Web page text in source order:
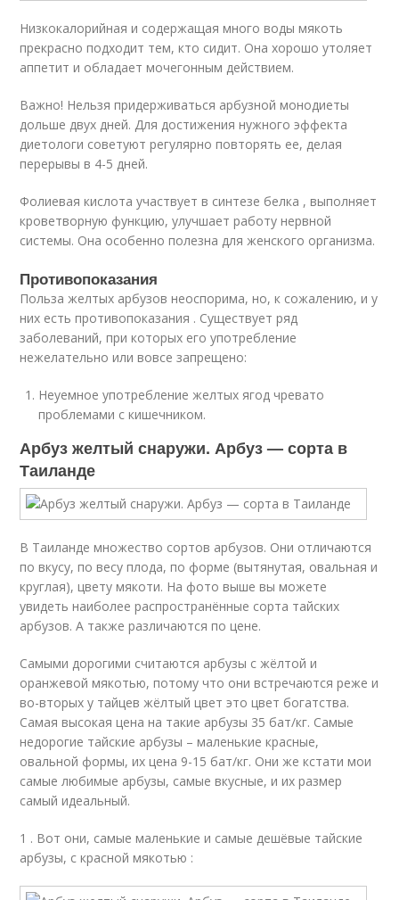
Низкокалорийная и содержащая много воды мякоть
прекрасно подходит тем, кто сидит. Она хорошо утоляет
аппетит и обладает мочегонным действием.
Важно! Нельзя придерживаться арбузной монодиеты
дольше двух дней. Для достижения нужного эффекта
диетологи советуют регулярно повторять ее, делая
перерывы в 4-5 дней.
Фолиевая кислота участвует в синтезе белка , выполняет
кроветворную функцию, улучшает работу нервной
системы. Она особенно полезна для женского организма.
Противопоказания
Польза желтых арбузов неоспорима, но, к сожалению, и у
них есть противопоказания . Существует ряд
заболеваний, при которых его употребление
нежелательно или вовсе запрещено:
Неуемное употребление желтых ягод чревато
проблемами с кишечником.
Арбуз желтый снаружи. Арбуз — сорта в
Таиланде
В Таиланде множество сортов арбузов. Они отличаются
по вкусу, по весу плода, по форме (вытянутая, овальная и
круглая), цвету мякоти. На фото выше вы можете
увидеть наиболее распространённые сорта тайских
арбузов. А также различаются по цене.
Самыми дорогими считаются арбузы с жёлтой и
оранжевой мякотью, потому что они встречаются реже и
во-вторых у тайцев жёлтый цвет это цвет богатства.
Самая высокая цена на такие арбузы 35 бат/кг. Самые
недорогие тайские арбузы – маленькие красные,
овальной формы, их цена 9-15 бат/кг. Они же кстати мои
самые любимые арбузы, самые вкусные, и их размер
самый идеальный.
1 . Вот они, самые маленькие и самые дешёвые тайские
арбузы, с красной мякотью :